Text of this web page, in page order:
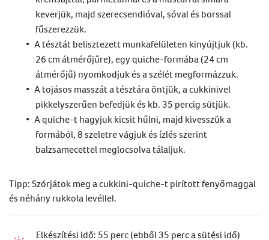
keverjük, majd szerecsendióval, sóval és borssal
fűszerezzük.
A tésztát belisztezett munkafelületen kinyújtjuk (kb.
26 cm átmérőjűre), egy quiche-formába (24 cm
átmérőjű) nyomkodjuk és a szélét megformázzuk.
A tojásos masszát a tésztára öntjük, a cukkinivel
pikkelyszerűen befedjük és kb. 35 percig sütjük.
A quiche-t hagyjuk kicsit hűlni, majd kivesszük a
formából, 8 szeletre vágjuk és ízlés szerint
balzsamecettel meglocsolva tálaljuk.
Tipp: Szórjátok meg a cukkini-quiche-t pirított fenyőmaggal
és néhány rukkola levéllel.
Elkészítési idő: 55 perc (ebből 35 perc a sütési idő)